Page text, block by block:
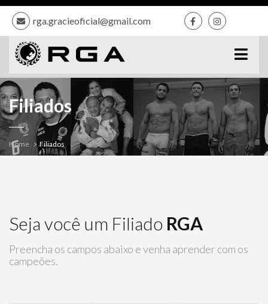
rga.gracieoficial@gmail.com
Filiados
Home Filiados
Seja você um Filiado RGA
Preencha os campos abaixo e venha aprender com os
campeões.